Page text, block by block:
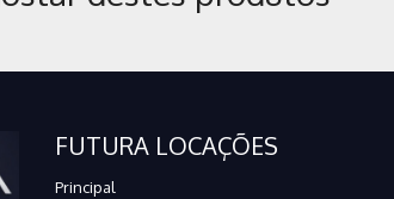
FUTURA LOCAÇÕES
Principal